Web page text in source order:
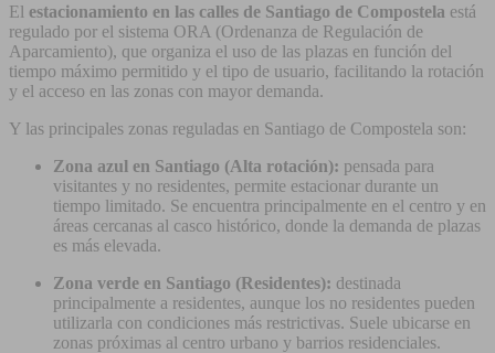
El estacionamiento en las calles de Santiago de Compostela está
regulado por el sistema ORA (Ordenanza de Regulación de
Aparcamiento), que organiza el uso de las plazas en función del
tiempo máximo permitido y el tipo de usuario, facilitando la rotación
y el acceso en las zonas con mayor demanda.
Y las principales zonas reguladas en Santiago de Compostela son:
Zona azul en Santiago (Alta rotación): pensada para
visitantes y no residentes, permite estacionar durante un
tiempo limitado. Se encuentra principalmente en el centro y en
áreas cercanas al casco histórico, donde la demanda de plazas
es más elevada.
Zona verde en Santiago (Residentes): destinada
principalmente a residentes, aunque los no residentes pueden
utilizarla con condiciones más restrictivas. Suele ubicarse en
zonas próximas al centro urbano y barrios residenciales.